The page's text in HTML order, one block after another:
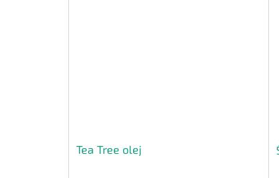
Tea Tree olej